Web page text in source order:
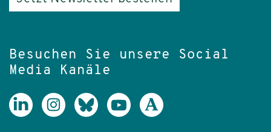
Besuchen Sie unsere Social
Media Kanäle